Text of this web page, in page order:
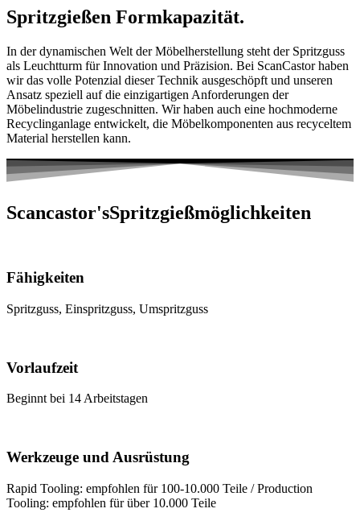
Spritzgießen Formkapazität.
In der dynamischen Welt der Möbelherstellung steht der Spritzguss
als Leuchtturm für Innovation und Präzision. Bei ScanCastor haben
wir das volle Potenzial dieser Technik ausgeschöpft und unseren
Ansatz speziell auf die einzigartigen Anforderungen der
Möbelindustrie zugeschnitten. Wir haben auch eine hochmoderne
Recyclinganlage entwickelt, die Möbelkomponenten aus recyceltem
Material herstellen kann.
Scancastor'sSpritzgießmöglichkeiten
Fähigkeiten
Spritzguss, Einspritzguss, Umspritzguss
Vorlaufzeit
Beginnt bei 14 Arbeitstagen
Werkzeuge und Ausrüstung
Rapid Tooling: empfohlen für 100-10.000 Teile / Production
Tooling: empfohlen für über 10.000 Teile